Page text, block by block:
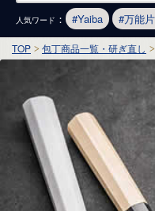
人気ワード ： Yaiba 万能
TOP 包丁商品一覧・研ぎ直し